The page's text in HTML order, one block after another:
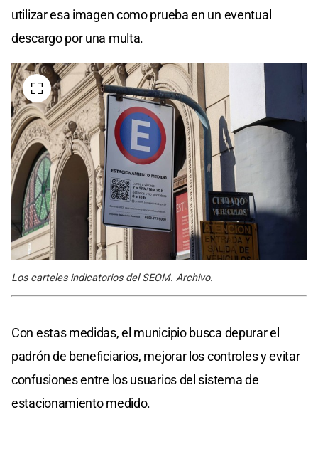
utilizar esa imagen como prueba en un eventual
descargo por una multa.
Los carteles indicatorios del SEOM. Archivo.
Con estas medidas, el municipio busca depurar el
padrón de beneficiarios, mejorar los controles y evitar
confusiones entre los usuarios del sistema de
estacionamiento medido.